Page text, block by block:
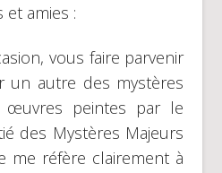
et amies :
vous faire parvenir
un autre des mystères
peintes par le
des Mystères Majeurs
me réfère clairement à